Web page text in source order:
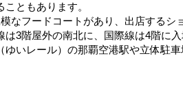
こともあります。
なフードコートがあり、出店するシ
は3階屋外の南北に、国際線は4階に
ゆいレール）の那覇空港駅や立体駐